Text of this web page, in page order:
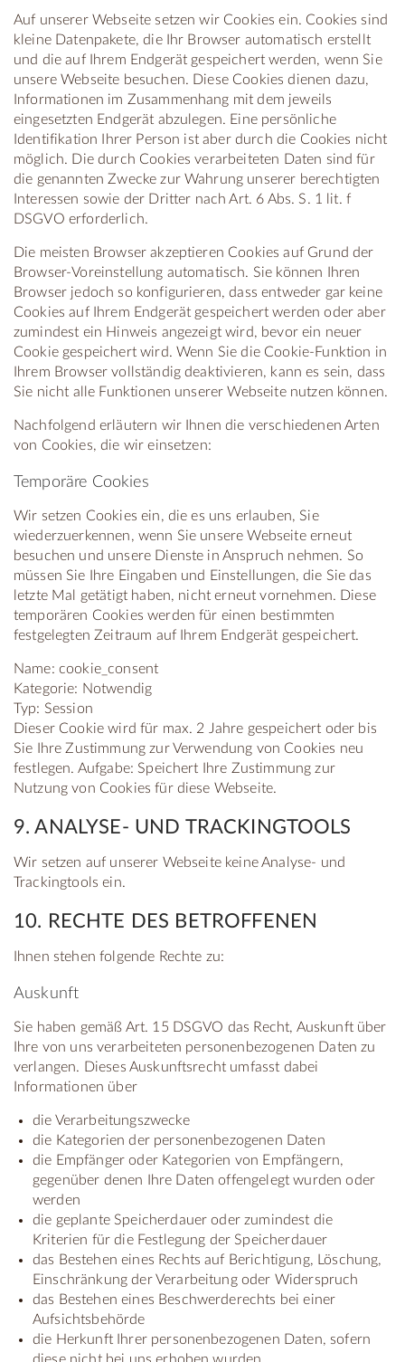
Auf unserer Webseite setzen wir Cookies ein. Cookies sind
kleine Datenpakete, die Ihr Browser automatisch erstellt
und die auf Ihrem Endgerät gespeichert werden, wenn Sie
unsere Webseite besuchen. Diese Cookies dienen dazu,
Informationen im Zusammenhang mit dem jeweils
eingesetzten Endgerät abzulegen. Eine persönliche
Identifikation Ihrer Person ist aber durch die Cookies nicht
möglich. Die durch Cookies verarbeiteten Daten sind für
die genannten Zwecke zur Wahrung unserer berechtigten
Interessen sowie der Dritter nach Art. 6 Abs. S. 1 lit. f
DSGVO erforderlich.
Die meisten Browser akzeptieren Cookies auf Grund der
Browser-Voreinstellung automatisch. Sie können Ihren
Browser jedoch so konfigurieren, dass entweder gar keine
Cookies auf Ihrem Endgerät gespeichert werden oder aber
zumindest ein Hinweis angezeigt wird, bevor ein neuer
Cookie gespeichert wird. Wenn Sie die Cookie-Funktion in
Ihrem Browser vollständig deaktivieren, kann es sein, dass
Sie nicht alle Funktionen unserer Webseite nutzen können.
Nachfolgend erläutern wir Ihnen die verschiedenen Arten
von Cookies, die wir einsetzen:
Temporäre Cookies
Wir setzen Cookies ein, die es uns erlauben, Sie
wiederzuerkennen, wenn Sie unsere Webseite erneut
besuchen und unsere Dienste in Anspruch nehmen. So
müssen Sie Ihre Eingaben und Einstellungen, die Sie das
letzte Mal getätigt haben, nicht erneut vornehmen. Diese
temporären Cookies werden für einen bestimmten
festgelegten Zeitraum auf Ihrem Endgerät gespeichert.
Name: cookie_consent
Kategorie: Notwendig
Typ: Session
Dieser Cookie wird für max. 2 Jahre gespeichert oder bis
Sie Ihre Zustimmung zur Verwendung von Cookies neu
festlegen. Aufgabe: Speichert Ihre Zustimmung zur
Nutzung von Cookies für diese Webseite.
9. ANALYSE- UND TRACKINGTOOLS
Wir setzen auf unserer Webseite keine Analyse- und
Trackingtools ein.
10. RECHTE DES BETROFFENEN
Ihnen stehen folgende Rechte zu:
Auskunft
Sie haben gemäß Art. 15 DSGVO das Recht, Auskunft über
Ihre von uns verarbeiteten personenbezogenen Daten zu
verlangen. Dieses Auskunftsrecht umfasst dabei
Informationen über
die Verarbeitungszwecke
die Kategorien der personenbezogenen Daten
die Empfänger oder Kategorien von Empfängern,
gegenüber denen Ihre Daten offengelegt wurden oder
werden
die geplante Speicherdauer oder zumindest die
Kriterien für die Festlegung der Speicherdauer
das Bestehen eines Rechts auf Berichtigung, Löschung,
Einschränkung der Verarbeitung oder Widerspruch
das Bestehen eines Beschwerderechts bei einer
Aufsichtsbehörde
die Herkunft Ihrer personenbezogenen Daten, sofern